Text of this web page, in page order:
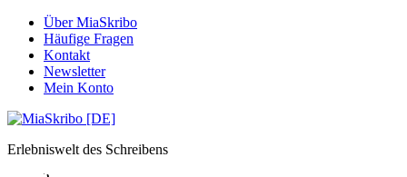
Zum
Inhalt
springen
Über MiaSkribo
Häufige Fragen
Kontakt
Newsletter
Mein Konto
Erlebniswelt des Schreibens